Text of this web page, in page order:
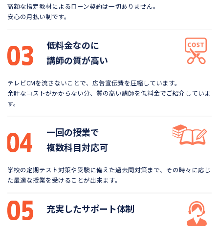
高額な指定教材によるローン契約は一切ありません。
安心の月払い制です。
低料金なのに
講師の質が高い
テレビCMを流さないことで、広告宣伝費を圧縮しています。
余計なコストがかからない分、質の高い講師を低料金でご紹介していま
す。
一回の授業で
複数科目対応可
学校の定期テスト対策や受験に備えた過去問対策まで、 その時々に応じ
た最適な授業を受けることが出来ます。
充実したサポート体制